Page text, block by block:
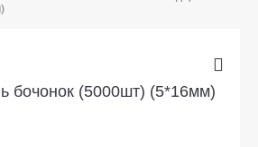
бочонок (5000шт) (5*16мм)